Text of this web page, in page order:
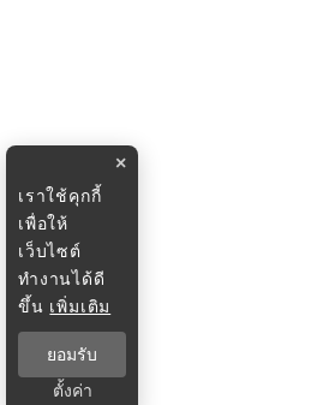
×
เราใช้คุกกี้
เพื่อให้
เว็บไซต์
ทำงานได้ดี
ขึ้น เพิ่มเติม
ยอมรับ
ตั้งค่า